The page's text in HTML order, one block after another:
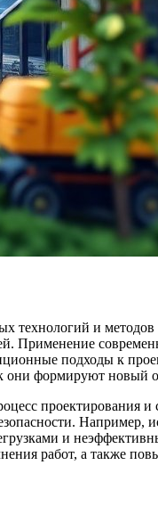
технологий и
Применение
подходы к
они формируют новый
проектирования
Например,
и
работ, а также